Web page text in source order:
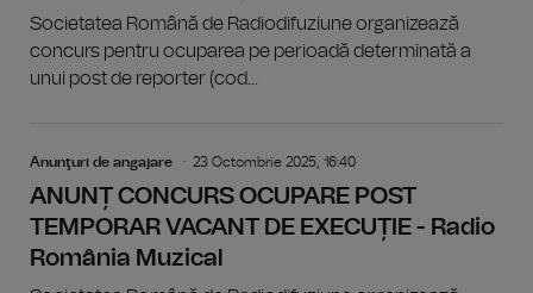
Societatea Română de Radiodifuziune organizează
concurs pentru ocuparea pe perioadă determinată a
unui post de reporter (cod...
Anunţuri de angajare 23 Octombrie 2025, 16:40
ANUNȚ CONCURS OCUPARE POST
TEMPORAR VACANT DE EXECUȚIE - Radio
România Muzical